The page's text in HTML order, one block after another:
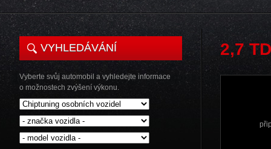
VYHLEDÁVÁNÍ
Vyberte svůj automobil a vyhledejte informace
o možnostech zvýšení výkonu.
2,7